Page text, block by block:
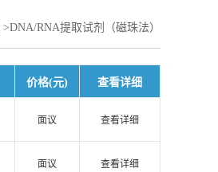
>DNA/RNA提取试剂（磁珠法）
价格(元) 查看详细
面议 查看详细
面议 查看详细